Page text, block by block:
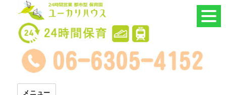
24時間託児所 ユーカリハウス
メニュー